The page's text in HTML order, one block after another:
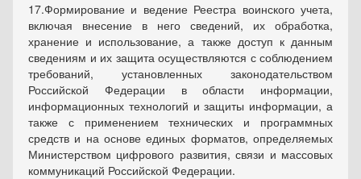
17.Формирование и ведение Реестра воинского учета,
включая внесение в него сведений, их обработка,
хранение и использование, а также доступ к данным
сведениям и их защита осуществляются с соблюдением
требований, установленных законодательством
Российской Федерации в области информации,
информационных технологий и защиты информации, а
также с применением технических и программных
средств и на основе единых форматов, определяемых
Министерством цифрового развития, связи и массовых
коммуникаций Российской Федерации.